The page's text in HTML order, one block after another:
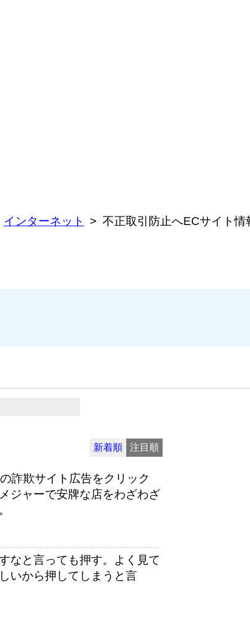
インターネット
不正取引防止へECサイト
新着順 注目順
詐欺サイト広告をクリック
ジャーで安牌な店をわざわざ
なと言っても押す。よく見て
いから押してしまうと言